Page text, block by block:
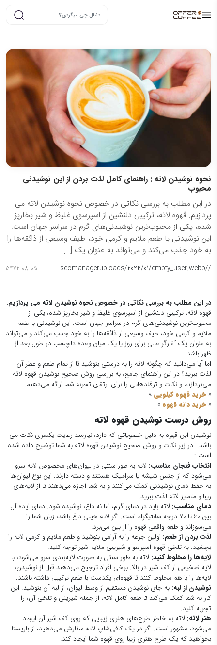
نحوه نوشیدن لاته : راهنمای کامل لذت بردن از این نوشیدنی
محبوب
در این مطلب به بررسی نکاتی در خصوص نحوه نوشیدن لاته می
پردازیم. قهوه لاته، ترکیبی دلنشین از اسپرسوی غلیظ و شیر بخارپز
شده، یکی از محبوب‌ترین نوشیدنی‌های گرم در سراسر جهان است.
این نوشیدنی با طعم ملایم و کرمی خود، طیف وسیعی از ذائقه‌ها را
به خود جذب می‌کند و می‌تواند به عنوان یک […]
/
/uploads/2024/01/empty_user.webp
seomanager
5472-08-05
در این مطلب به بررسی نکاتی در خصوص نحوه نوشیدن لاته می پردازیم.
قهوه لاته، ترکیبی دلنشین از اسپرسوی غلیظ و شیر بخارپز شده، یکی از
محبوب‌ترین نوشیدنی‌های گرم در سراسر جهان است. این نوشیدنی با طعم
ملایم و کرمی خود، طیف وسیعی از ذائقه‌ها را به خود جذب می‌کند و می‌تواند
به عنوان یک آغازگر عالی برای روز یا یک میان وعده دلچسب در طول بعد از
ظهر باشد.
اما آیا می‌دانید که چگونه لاته را به درستی بنوشید تا از تمام طعم و عطر آن
لذت ببرید؟ در این راهنمای جامع، به بررسی روش صحیح نوشیدن قهوه لاته
می‌پردازیم و نکات و ترفندهایی را برای ارتقای تجربه شما ارائه می‌دهیم.
« خرید قهوه کیلویی »
« خرید دانه قهوه »
روش درست نوشیدن قهوه لاته
نوشیدن این قهوه به دلیل خصویاتی که دارد، نیازمند رعایت یکسری نکات می
باشد. در زیر نکات و روش صحیح نوشیدن قهوه لاته به شما توضیح داده شده
است :
انتخاب فنجان مناسب: لاته به طور سنتی در لیوان‌های مخصوص لاته سرو
می‌شود که از جنس شیشه یا سرامیک هستند و دسته دارند. این نوع لیوان‌ها
به حفظ دمای نوشیدنی کمک می‌کنند و به شما اجازه می‌دهند تا از لایه‌های
زیبا و متمایز لاته لذت ببرید.
دمای مناسب: لاته باید در دمای گرم، اما نه داغ، نوشیده شود. دمای ایده آل
بین 60 تا 70 درجه سانتیگراد است. اگر لاته خیلی داغ باشد، زبان شما را
می‌سوزاند و طعم واقعی قهوه را از بین می‌برد.
لذت بردن از طعم: اولین جرعه را به آرامی بنوشید و طعم ملایم و کرمی لاته را
بچشید. به تلخی قهوه اسپرسو و شیرینی ملایم شیر توجه کنید.
لایه‌ها را مخلوط کنید: لاته به طور سنتی به صورت لایه‌بندی سرو می‌شود، با
لایه ضخیمی از کف شیر در بالا. برخی افراد ترجیح می‌دهند قبل از نوشیدن،
لایه‌ها را با هم مخلوط کنند تا قهوه‌ای یکدست با طعم ترکیبی داشته باشند.
نوشیدن از لبه: به جای نوشیدن مستقیم از وسط لیوان، از لبه آن بنوشید. این
کار به شما کمک می‌کند تا طعم کامل لاته، از جمله شیرینی و تلخی آن، را
تجربه کنید.
هنر لاته: لاته به خاطر طرح‌های هنری زیبایی که روی کف شیر آن ایجاد
می‌شود، مشهور است. اگر در یک کافی‌شاپ لاته سفارش می‌دهید، از باریستا
بخواهید که یک طرح هنری زیبا روی قهوه شما ایجاد کند.